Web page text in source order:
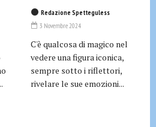
Redazione Spetteguless
3 Novembre 2024
C'è qualcosa di magico nel
vedere una figura iconica,
sempre sotto i riflettori,
rivelare le sue emozioni...